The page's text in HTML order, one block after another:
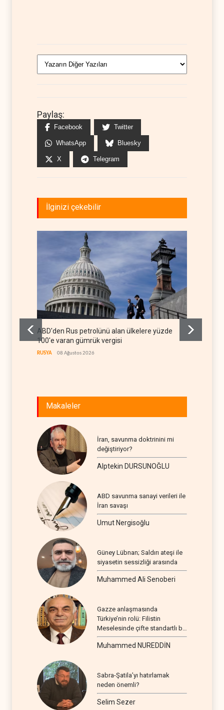
Paylaş:
Facebook Twitter
WhatsApp Bluesky
X Telegram
İlginizi çekebilir
ABD'den Rus petrolünü alan ülkelere yüzde
100'e varan gümrük vergisi
RUSYA 08 Ağustos 2026
Makaleler
İran, savunma doktrinini mi
değiştiriyor?
Alptekin DURSUNOĞLU
ABD savunma sanayi verileri ile
İran savaşı
Umut Nergisoğlu
Güney Lübnan; Saldırı ateşi ile
siyasetin sessizliği arasında
Muhammed Ali Senoberi
Gazze anlaşmasında
Türkiye’nin rolü: Filistin
Meselesinde çifte standartlı bir
seyir
Muhammed NUREDDİN
Sabra-Şatila’yı hatırlamak
neden önemli?
Selim Sezer